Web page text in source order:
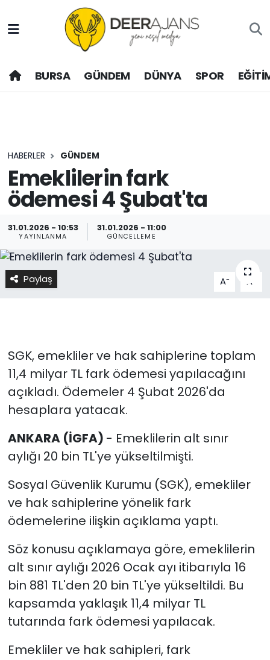
BURSA GÜNDEM DÜNYA SPOR
HABERLER GÜNDEM
Emeklilerin fark
ödemesi 4 Şubat'ta
31.01.2026 - 10:53
YAYINLANMA
31.01.2026 - 11:00
GÜNCELLEME
Paylaş A- A
SGK, emekliler ve hak sahiplerine toplam
11,4 milyar TL fark ödemesi yapılacağını
açıkladı. Ödemeler 4 Şubat 2026'da
hesaplara yatacak.
ANKARA (İGFA) - Emeklilerin alt sınır
aylığı 20 bin TL'ye yükseltilmişti.
Sosyal Güvenlik Kurumu (SGK), emekliler
ve hak sahiplerine yönelik fark
ödemelerine ilişkin açıklama yaptı.
Söz konusu açıklamaya göre, emeklilerin
alt sınır aylığı 2026 Ocak ayı itibarıyla 16
bin 881 TL'den 20 bin TL'ye yükseltildi. Bu
kapsamda yaklaşık 11,4 milyar TL
tutarında fark ödemesi yapılacak.
Emekliler ve hak sahipleri, fark
Hava Durumu
Trafik Durumu
Son Dakika Haberleri
Haber Arşivi